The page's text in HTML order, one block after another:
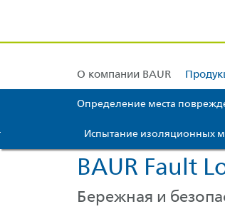
Перейти к меню виджетов справа [AK + 2]
Перейти к нижнему колонтитулу меню
Перейти к содержимому нижнего
О компании BAUR
Определение места
Испытание изоляционных
Техническая поддержка
BAUR Европа BAUR Азия
BAUR Fault
Бережная и